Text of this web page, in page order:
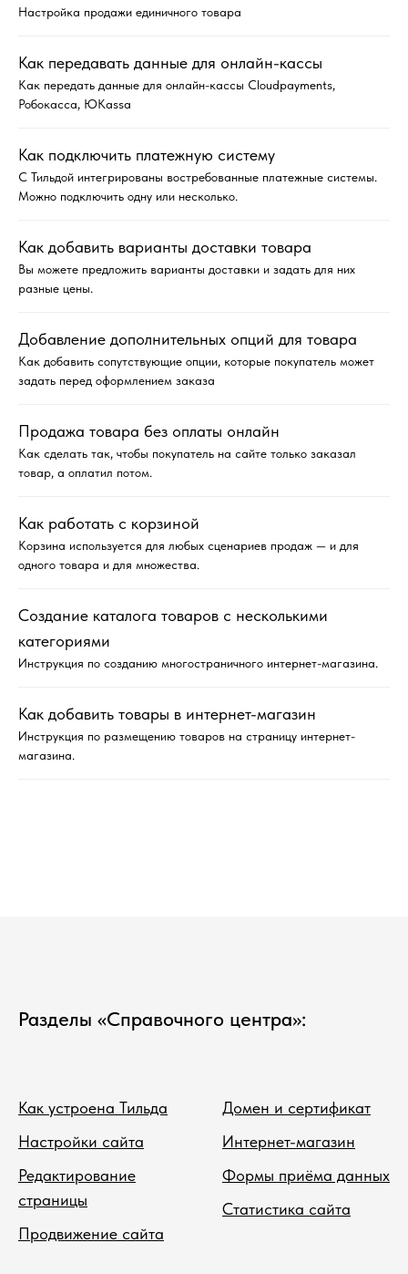
Настройка продажи единичного товара
Как передавать данные для онлайн-кассы
Как передать данные для онлайн-кассы Cloudpayments,
Робокасса, ЮKassa
Как подключить платежную систему
С Тильдой интегрированы востребованные платежные системы.
Можно подключить одну или несколько.
Как добавить варианты доставки товара
Вы можете предложить варианты доставки и задать для них
разные цены.
Добавление дополнительных опций для товара
Как добавить сопутствующие опции, которые покупатель может
задать перед оформлением заказа
Продажа товара без оплаты онлайн
Как сделать так, чтобы покупатель на сайте только заказал
товар, а оплатил потом.
Как работать с корзиной
Корзина используется для любых сценариев продаж — и для
одного товара и для множества.
Создание каталога товаров с несколькими
категориями
Инструкция по созданию многостраничного интернет-магазина.
Как добавить товары в интернет-магазин
Инструкция по размещению товаров на страницу интернет-
магазина.
Разделы «Справочного центра»:
Как устроена Тильда
Настройки сайта
Редактирование
страницы
Продвижение сайта
Домен и сертификат
Интернет-магазин
Формы приёма данных
Статистика сайта